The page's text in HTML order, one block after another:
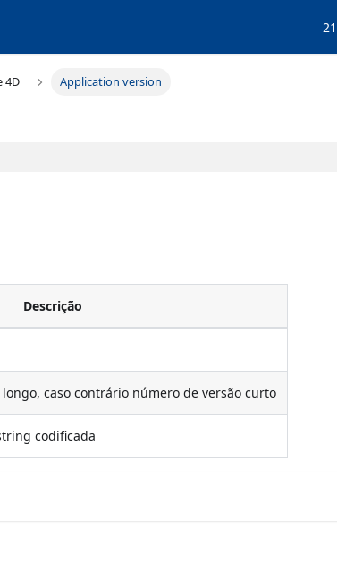
4D Application version
Descrição
caso contrário número de versão curto
codificada